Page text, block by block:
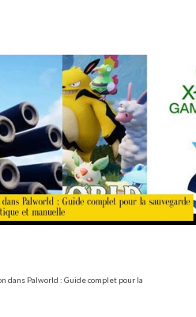
dans Palworld : Guide complet pour la